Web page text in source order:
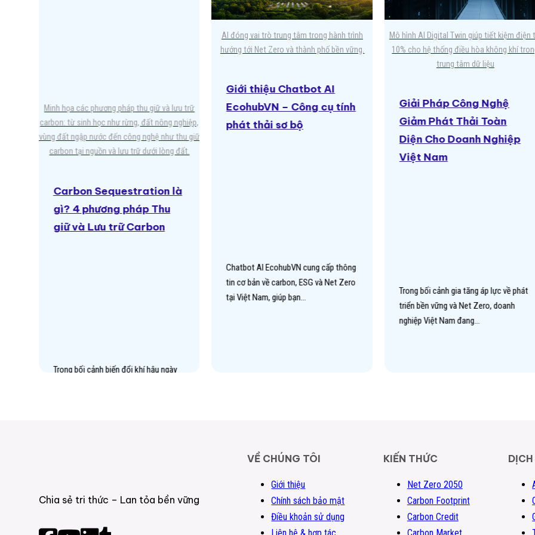
Minh họa các phương pháp thu giữ và lưu trữ
carbon: từ sinh học như rừng, đất nông nghiệp,
vùng đất ngập nước đến công nghệ như thu giữ
carbon tại nguồn và lưu trữ dưới lòng đất.
Carbon Sequestration là
gì? 4 phương pháp Thu
giữ và Lưu trữ Carbon
Trong bối cảnh biến đổi khí hậu ngày
AI đóng vai trò trung tâm trong hành trình
hướng tới Net Zero và thành phố bền vững.
Giới thiệu Chatbot AI
EcohubVN – Công cụ tính
phát thải sơ bộ
Chatbot AI EcohubVN cung cấp thông
tin cơ bản về carbon, ESG và Net Zero
tại Việt Nam, giúp bạn…
Mô hình AI Digital Twin giúp tiết kiệm điện
10% cho hệ thống điều hòa không khí
trung tâm dữ liệu
Giải Pháp Công Nghệ
Giảm Phát Thải Toàn
Diện Cho Doanh Nghiệp
Việt Nam
Trong bối cảnh gia tăng áp lực về phát
triển bền vững và Net Zero, doanh
nghiệp Việt Nam đang…
Xem thêm
Chia sẻ tri thức – Lan tỏa bền vững
VỀ CHÚNG TÔI
Giới thiệu
Chính sách bảo mật
Điều khoản sử dụng
Liên hệ & hợp tác
KIẾN THỨC
Net Zero 2050
Carbon Footprint
Carbon Credit
Carbon Market